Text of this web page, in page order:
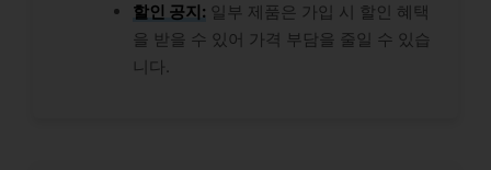
할인 공지: 일부 제품은 가입 시 할인 혜택
을 받을 수 있어 가격 부담을 줄일 수 있습
니다.